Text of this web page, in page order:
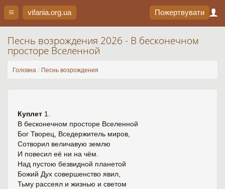
vifania.org.ua Пожертвувати
Песнь возрождения 2026 - В бесконечном
просторе Вселенной
Головна Песнь возрождения
Куплет 1.
В бесконечном просторе Вселенной
Бог Творец, Вседержитель миров,
Сотворил величавую землю
И повесил её ни на чём.
Над пустою безвидной планетой
Божий Дух совершенство явил,
Тьму рассеял и жизнью и светом